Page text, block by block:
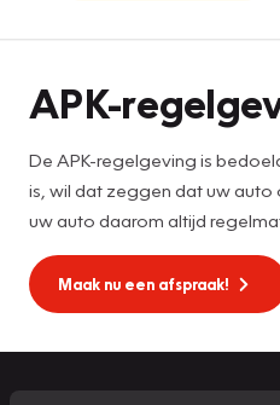
APK-
De APK-regelgeving is
is, wil dat zeggen dat uw auto
uw auto daarom altijd
Maak nu een afspraak!